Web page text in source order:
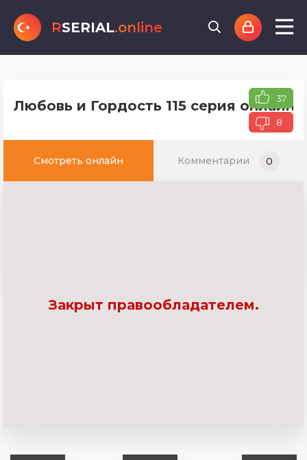
RSERIAL.online
Любовь и Гордость 115 серия онлайн
37
8
Смотреть онлайн Комментарии 0
Закрыт правообладателем.